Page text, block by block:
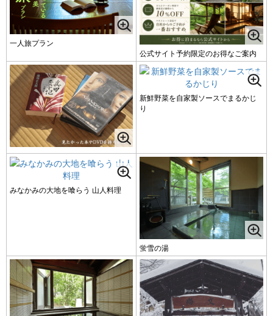
一人旅プラン
公式サイト予約限定のお得なご案内
新鮮野菜を自家製ソースでまるかじ
り
みなかみの大地を喰らう 山人料理
蛍雪の湯